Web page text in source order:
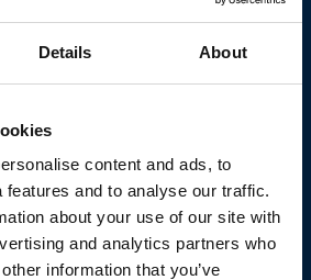
Details About
content and ads, to
features and to analyse our traffic.
about your use of our site with
and analytics partners who
information that you’ve
bespreken.